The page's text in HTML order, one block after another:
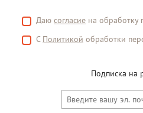
Даю согласие на обработку
С Политикой обработки
Подписка на